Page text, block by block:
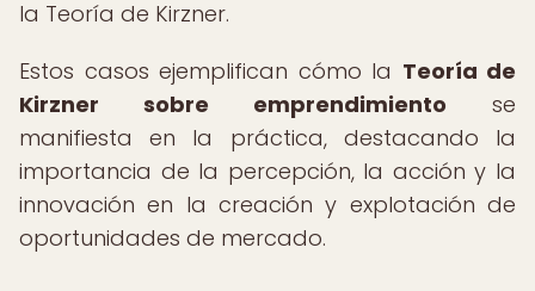
la Teoría de Kirzner.
Estos casos ejemplifican cómo la Teoría de
Kirzner sobre emprendimiento se
manifiesta en la práctica, destacando la
importancia de la percepción, la acción y la
innovación en la creación y explotación de
oportunidades de mercado.